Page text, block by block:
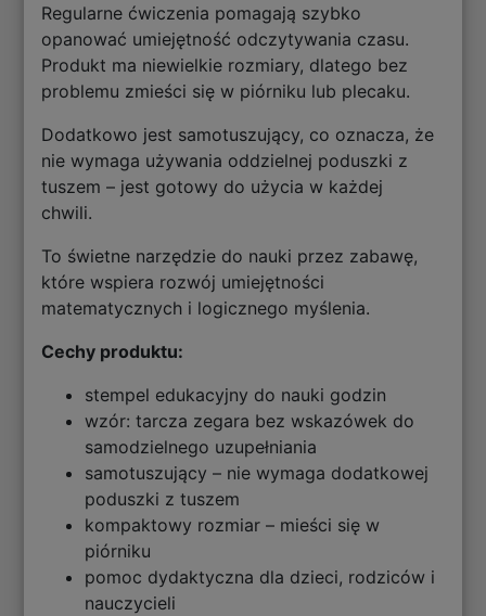
Regularne ćwiczenia pomagają szybko
opanować umiejętność odczytywania czasu.
Produkt ma niewielkie rozmiary, dlatego bez
problemu zmieści się w piórniku lub plecaku.
Dodatkowo jest samotuszujący, co oznacza, że
nie wymaga używania oddzielnej poduszki z
tuszem – jest gotowy do użycia w każdej
chwili.
To świetne narzędzie do nauki przez zabawę,
które wspiera rozwój umiejętności
matematycznych i logicznego myślenia.
Cechy produktu:
stempel edukacyjny do nauki godzin
wzór: tarcza zegara bez wskazówek do
samodzielnego uzupełniania
samotuszujący – nie wymaga dodatkowej
poduszki z tuszem
kompaktowy rozmiar – mieści się w
piórniku
pomoc dydaktyczna dla dzieci, rodziców i
nauczycieli